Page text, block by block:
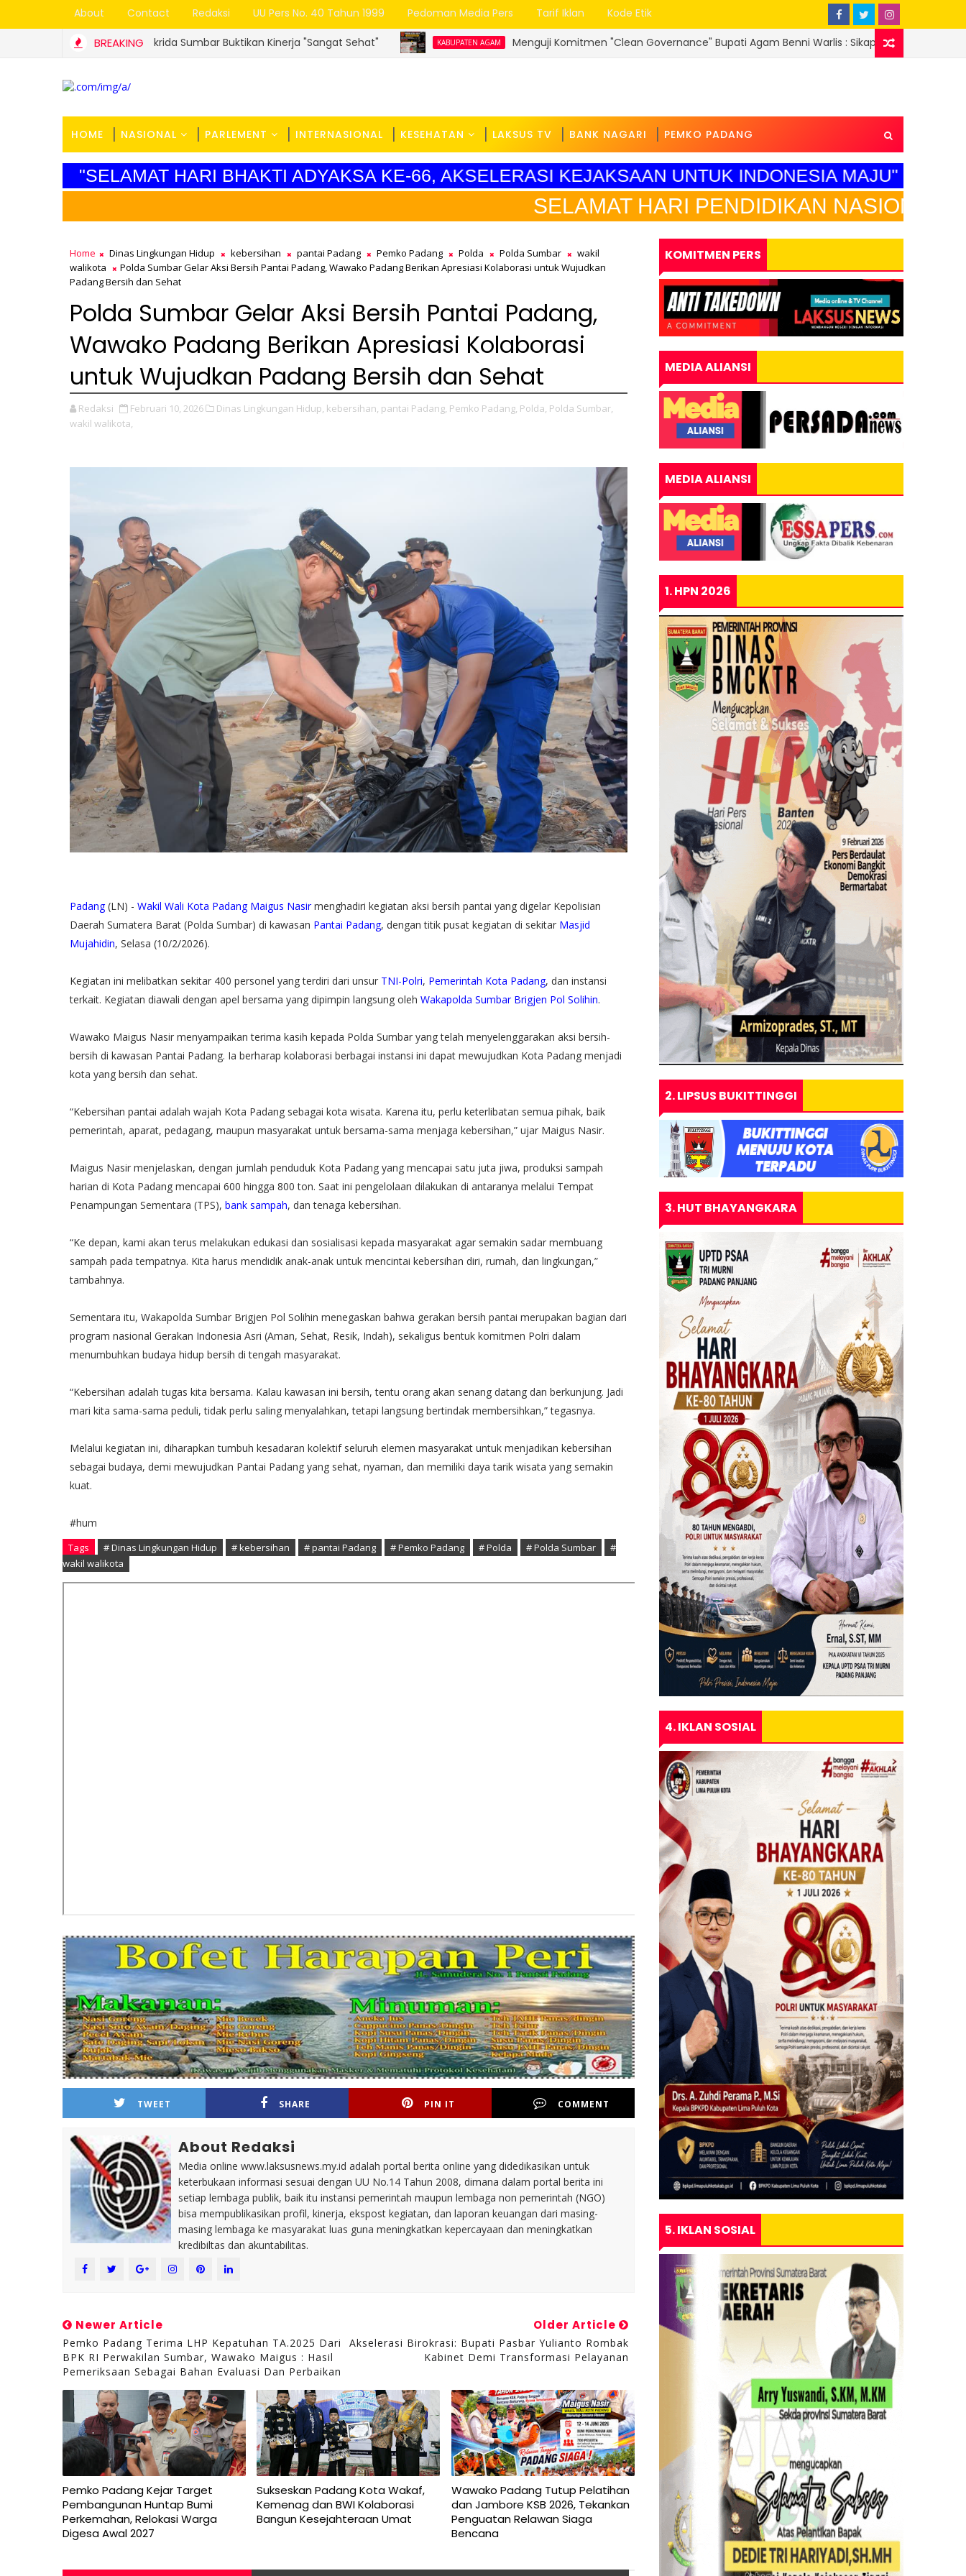
About Contact Redaksi UU Pers No. 40 Tahun 1999 Pedoman Media Pers Tarif Iklan Kode Etik
BREAKING
UMKM, Jamkrida Sumbar Buktikan Kinerja "Sangat Sehat" KABUPATEN AGAM Menguji Komitmen "Clean Governance" Bupati Agam Benni Warlis : Sikap Pasif Sekda Atas Dugaan Korupsi
HOME NASIONAL PARLEMENT INTERNASIONAL KESEHATAN LAKSUS TV BANK NAGARI PEMKO PADANG
"SELAMAT HARI BHAKTI ADYAKSA KE-66, AKSELERASI KEJAKSAAN UNTUK INDONESIA MAJU"
SELAMAT HARI PENDIDIKAN NASIONAL"
Home Dinas Lingkungan Hidup kebersihan pantai Padang Pemko Padang Polda Polda Sumbar
wakil
walikota
Polda Sumbar Gelar Aksi Bersih Pantai Padang, Wawako Padang Berikan Apresiasi Kolaborasi untuk Wujudkan
Padang Bersih dan Sehat
Polda Sumbar Gelar Aksi Bersih Pantai Padang,
Wawako Padang Berikan Apresiasi Kolaborasi
untuk Wujudkan Padang Bersih dan Sehat
Redaksi Februari 10, 2026 Dinas Lingkungan Hidup, kebersihan, pantai Padang, Pemko Padang, Polda, Polda Sumbar,
wakil walikota,
Padang(LN) - Wakil Wali Kota Padang Maigus Nasirmenghadiri kegiatan aksi bersih pantai yang digelar Kepolisian
Daerah Sumatera Barat (Polda Sumbar) di kawasan Pantai Padang, dengan titik pusat kegiatan di sekitar Masjid
Mujahidin, Selasa (10/2/2026).
Kegiatan ini melibatkan sekitar 400 personel yang terdiri dari unsur TNI-Polri, Pemerintah Kota Padang, dan instansi
terkait. Kegiatan diawali dengan apel bersama yang dipimpin langsung oleh Wakapolda Sumbar Brigjen Pol Solihin.
Wawako Maigus Nasir menyampaikan terima kasih kepada Polda Sumbar yang telah menyelenggarakan aksi bersih-
bersih di kawasan Pantai Padang. Ia berharap kolaborasi berbagai instansi ini dapat mewujudkan Kota Padang menjadi
kota yang bersih dan sehat.
“Kebersihan pantai adalah wajah Kota Padang sebagai kota wisata. Karena itu, perlu keterlibatan semua pihak, baik
pemerintah, aparat, pedagang, maupun masyarakat untuk bersama-sama menjaga kebersihan,” ujar Maigus Nasir.
Maigus Nasir menjelaskan, dengan jumlah penduduk Kota Padang yang mencapai satu juta jiwa, produksi sampah
harian di Kota Padang mencapai 600 hingga 800 ton. Saat ini pengelolaan dilakukan di antaranya melalui Tempat
Penampungan Sementara (TPS), bank sampah, dan tenaga kebersihan.
“Ke depan, kami akan terus melakukan edukasi dan sosialisasi kepada masyarakat agar semakin sadar membuang
sampah pada tempatnya. Kita harus mendidik anak-anak untuk mencintai kebersihan diri, rumah, dan lingkungan,”
tambahnya.
Sementara itu, Wakapolda Sumbar Brigjen Pol Solihin menegaskan bahwa gerakan bersih pantai merupakan bagian dari
program nasional Gerakan Indonesia Asri (Aman, Sehat, Resik, Indah), sekaligus bentuk komitmen Polri dalam
menumbuhkan budaya hidup bersih di tengah masyarakat.
“Kebersihan adalah tugas kita bersama. Kalau kawasan ini bersih, tentu orang akan senang datang dan berkunjung. Jadi
mari kita sama-sama peduli, tidak perlu saling menyalahkan, tetapi langsung bertindak membersihkan,” tegasnya.
Melalui kegiatan ini, diharapkan tumbuh kesadaran kolektif seluruh elemen masyarakat untuk menjadikan kebersihan
sebagai budaya, demi mewujudkan Pantai Padang yang sehat, nyaman, dan memiliki daya tarik wisata yang semakin
kuat.
#hum
Tags # Dinas Lingkungan Hidup # kebersihan # pantai Padang # Pemko Padang # Polda # Polda Sumbar
#
wakil walikota
TWEET SHARE PIN IT COMMENT
About Redaksi
Media online www.laksusnews.my.id adalah portal berita online yang didedikasikan untuk
keterbukaan informasi sesuai dengan UU No.14 Tahun 2008, dimana dalam portal berita ini
setiap lembaga publik, baik itu instansi pemerintah maupun lembaga non pemerintah (NGO)
bisa mempublikasikan profil, kinerja, ekspost kegiatan, dan laporan keuangan dari masing-
masing lembaga ke masyarakat luas guna meningkatkan kepercayaan dan meningkatkan
kredibiltas dan akuntabilitas.
Newer Article
Pemko Padang Terima LHP Kepatuhan TA.2025 Dari
BPK RI Perwakilan Sumbar, Wawako Maigus : Hasil
Pemeriksaan Sebagai Bahan Evaluasi Dan Perbaikan
Older Article
Akselerasi Birokrasi: Bupati Pasbar Yulianto Rombak
Kabinet Demi Transformasi Pelayanan
Pemko Padang Kejar Target
Pembangunan Huntap Bumi
Perkemahan, Relokasi Warga
Digesa Awal 2027
Sukseskan Padang Kota Wakaf,
Kemenag dan BWI Kolaborasi
Bangun Kesejahteraan Umat
Wawako Padang Tutup Pelatihan
dan Jambore KSB 2026, Tekankan
Penguatan Relawan Siaga
Bencana
KOMITMEN PERS
MEDIA ALIANSI
MEDIA ALIANSI
1. HPN 2026
2. LIPSUS BUKITTINGGI
3. HUT BHAYANGKARA
4. IKLAN SOSIAL
5. IKLAN SOSIAL